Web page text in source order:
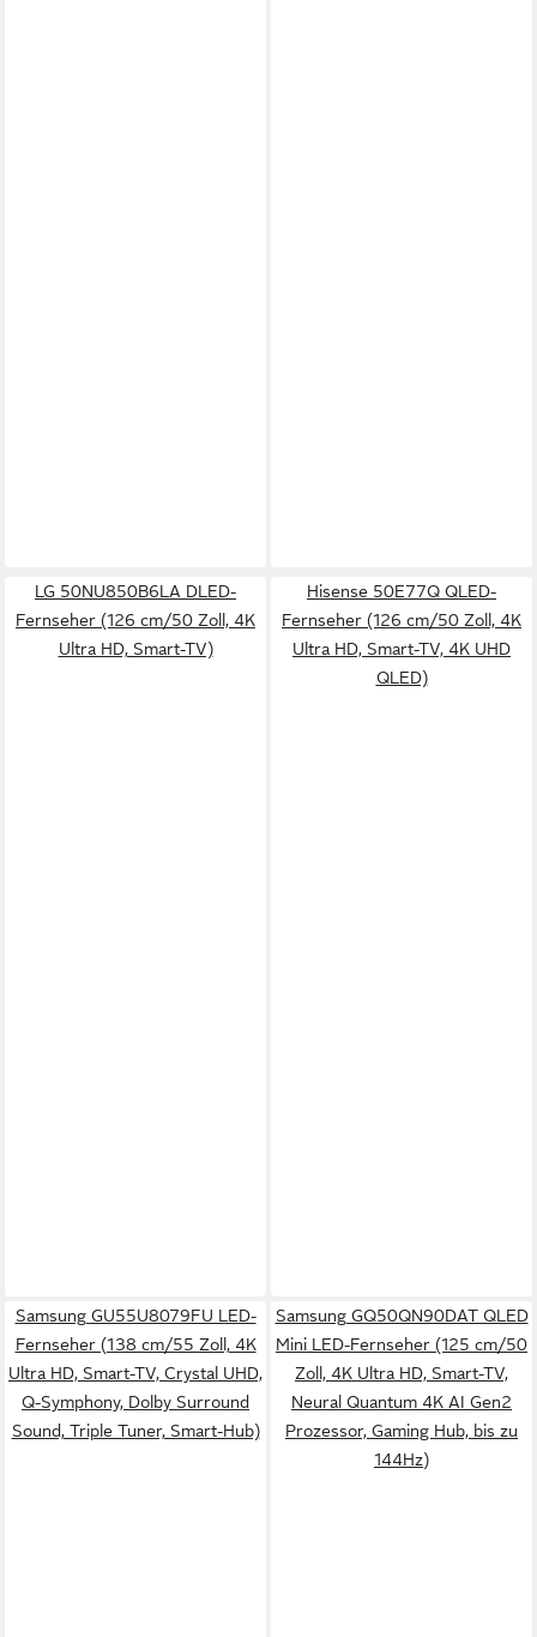
LG 50NU850B6LA DLED-
Fernseher (126 cm/50 Zoll, 4K
Ultra HD, Smart-TV)
Hisense 50E77Q QLED-
Fernseher (126 cm/50 Zoll, 4K
Ultra HD, Smart-TV, 4K UHD
QLED)
Samsung GU55U8079FU LED-
Fernseher (138 cm/55 Zoll, 4K
Ultra HD, Smart-TV, Crystal UHD,
Q-Symphony, Dolby Surround
Sound, Triple Tuner, Smart-Hub)
Samsung GQ50QN90DAT QLED
Mini LED-Fernseher (125 cm/50
Zoll, 4K Ultra HD, Smart-TV,
Neural Quantum 4K AI Gen2
Prozessor, Gaming Hub, bis zu
144Hz)